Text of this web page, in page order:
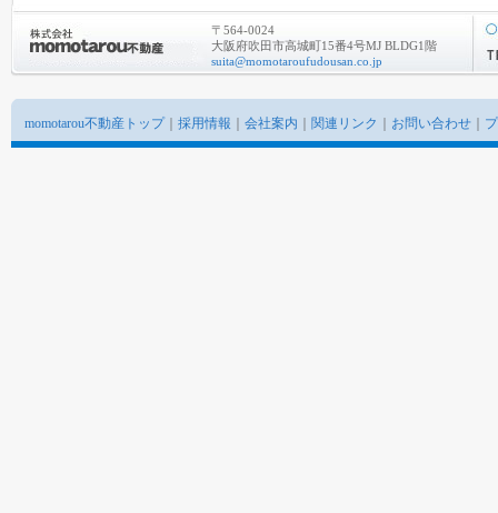
〒564-0024
大阪府吹田市高城町15番4号MJ BLDG1階
suita@momotaroufudousan.co.jp
momotarou不動産トップ｜ 採用情報 会社案内 関連リンク お問い合わせ